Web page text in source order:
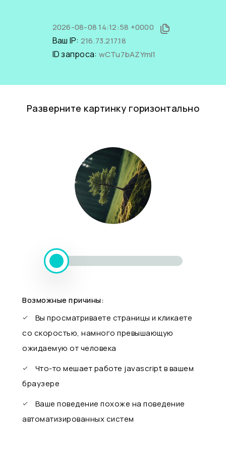
2026-08-08 14:12:58 +0000
Ваш IP: 216.73.217.18
ID запроса: wCTu7bAZYmI1
Разверните картинку горизонтально
Возможные причины:
Вы просматриваете страницы и кликаете
со скоростью, намного превышающую
ожидаемую от человека
Что-то мешает работе javascript в вашем
браузере
Ваше поведение похоже на поведение
автоматизированных систем